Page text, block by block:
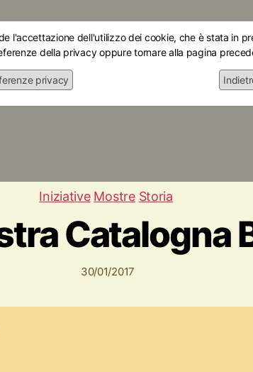
Home Le mostre
l'accettazione dell'utilizzo dei cookie, che è stata in
della privacy oppure tornare alla pagina
privacy
Iniziative Mostre Storia
Catalogna
30/01/2017